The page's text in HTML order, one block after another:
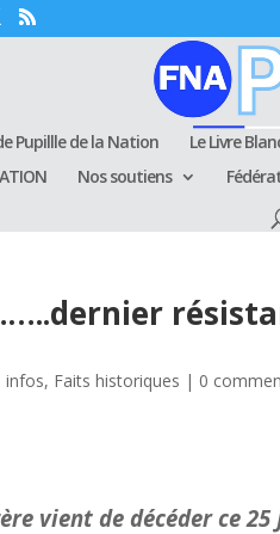
Pupillle de la Nation Le Livre
Nos soutiens
infos, Faits historiques | 0
de décéder ce 25